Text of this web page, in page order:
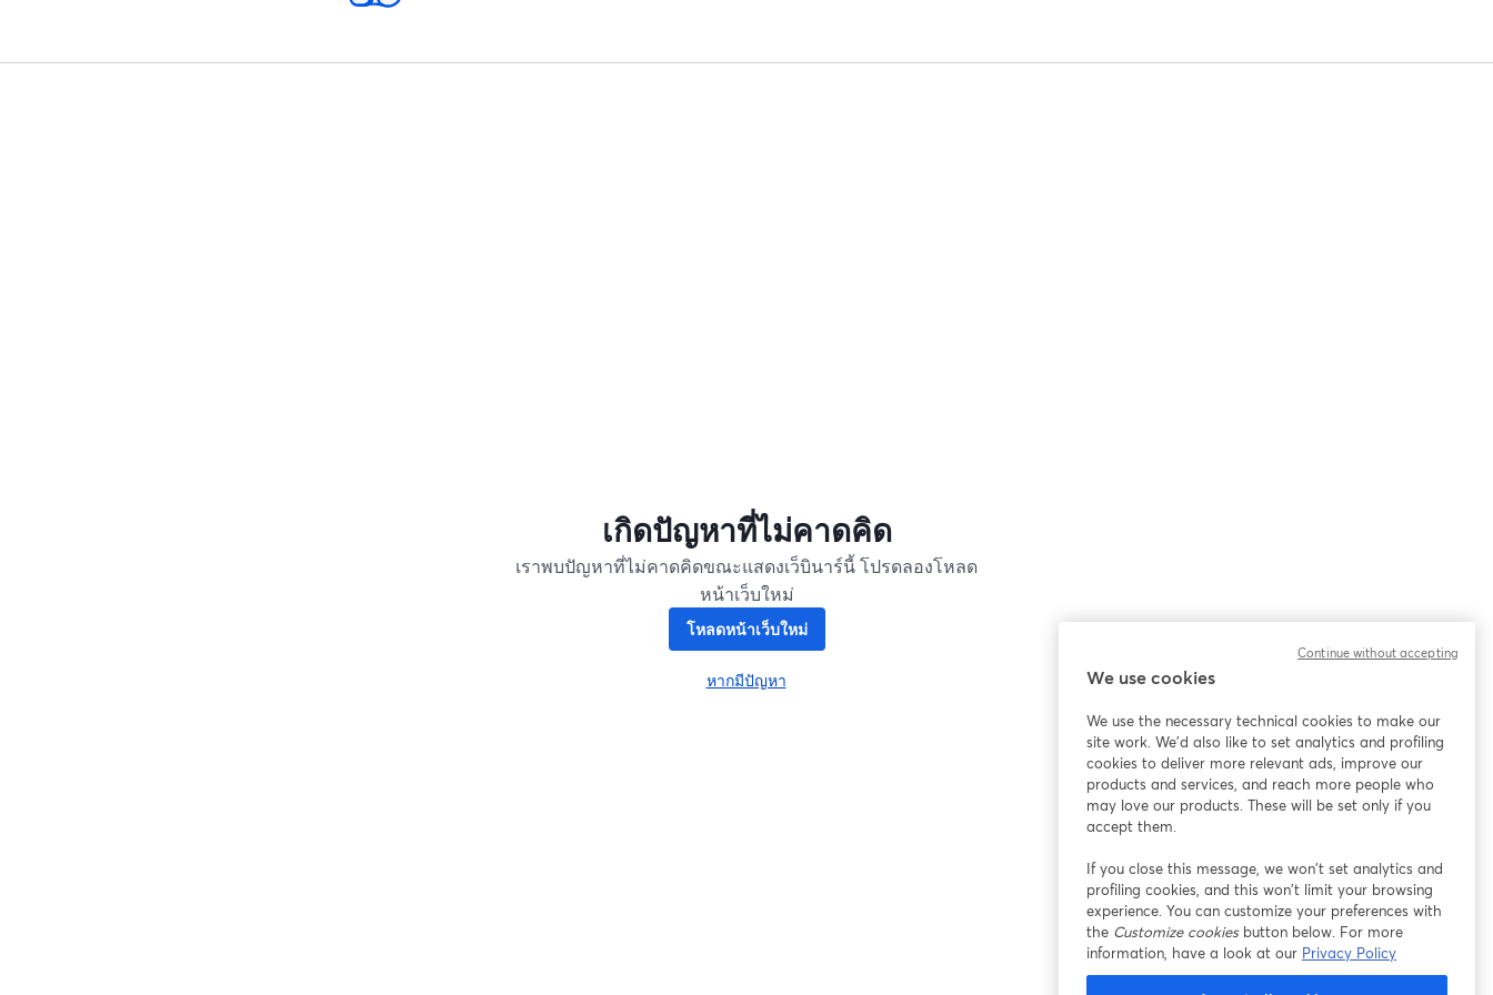
เกิดปัญหาที่ไม่คาดคิด
เราพบปัญหาที่ไม่คาดคิดขณะแสดงเว็บินาร์นี้ โปรดลองโหลด
หน้าเว็บใหม่
โหลดหน้าเว็บใหม่
หากมีปัญหา
เปิดในแท็บใหม่
We use cookies
We use the necessary technical cookies to make our
site work. We'd also like to set analytics and profiling
cookies to deliver more relevant ads, improve our
products and services, and reach more people who
may love our products. These will be set only if you
accept them.
If you close this message, we won’t set analytics and
profiling cookies, and this won’t limit your browsing
experience. You can customize your preferences with
the Customize cookiesbutton below. For more
information, have a look at our Privacy Policy
Continue without accepting